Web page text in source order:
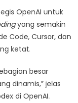
OpenAI untuk
yang semakin
Code, Cursor, dan
ketat.
besar
dinamis,” jelas
di OpenAI.